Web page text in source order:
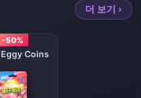
더 보기 ›
-50%
6880 Eggy Coins